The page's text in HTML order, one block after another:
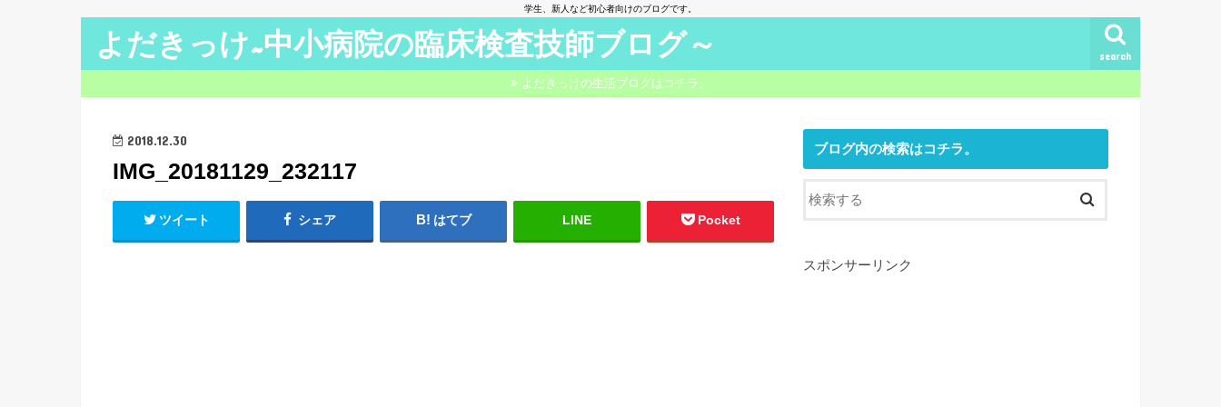
学生、新人など初心者向けのブログです。
よだきっけ~中小病院の臨床検査技師ブログ～ search
よだきっけの生活ブログはコチラ。
2018.12.30
IMG_20181129_232117
ツイート シェア はてブ LINE Pocket
ブログ内の検索はコチラ。
スポンサーリンク